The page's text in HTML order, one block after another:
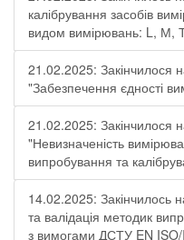
калібрування засобів
видом вимірювань: L, М,
21.02.2025: Закінчилося
"Забезпечення єдності
21.02.2025: Закінчилося
"Невизначеність
випробування та
14.02.2025: Закінчилось
та валідація методик
з вимогами ДСТУ EN